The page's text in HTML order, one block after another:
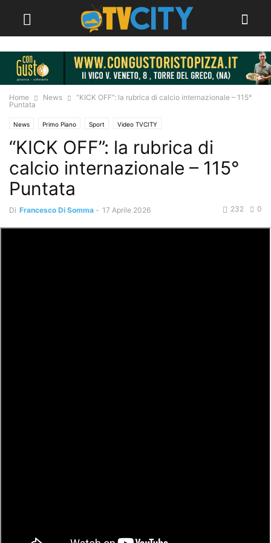
Home News
“KICK OFF”: la rubrica di calcio internazionale – 115°
Puntata
News Primo Piano Sport Video TVCITY
“KICK OFF”: la rubrica di
calcio internazionale – 115°
Puntata
Di Francesco Di Somma - 17 Aprile 2026 0
232